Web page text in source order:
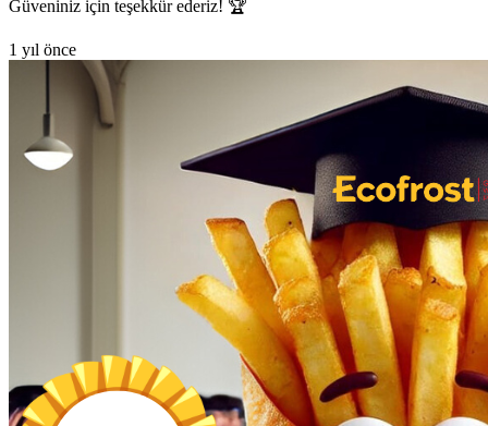
Güveniniz için teşekkür ederiz! 🏆
1 yıl önce